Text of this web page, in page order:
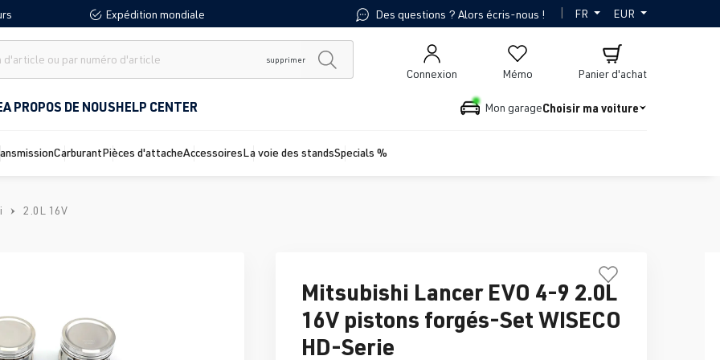
Expédition mondiale Des questions ? Alors écris-nous ! | FR EUR
supprimer
Mémo
Connexion Panier d'achat
A PROPOS DE NOUSHELP CENTER Mon garageChoisir ma voiture
CarburantPièces d'attacheAccessoiresLa voie des standsSpecials %
2.0L 16V
Mitsubishi Lancer EVO 4-9 2.0L
16V pistons forgés-Set WISECO
HD-Serie